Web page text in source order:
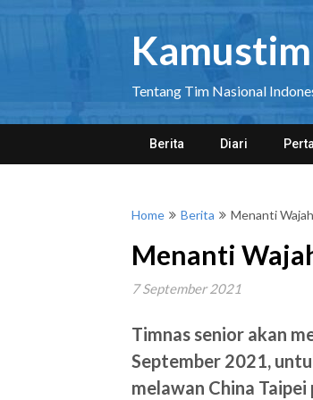
Tentang Tim Nasional
Berita Diari
Home Berita Menanti
Menanti
7 September 2021
Timnas senior akan
September 2021,
melawan China